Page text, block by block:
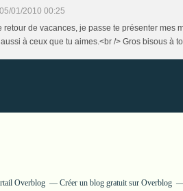
05/01/2010 00:25
retour de vacances, je passe te présenter mes
à ceux que tu aimes.<br /> Gros bisous à
Overblog Créer un blog gratuit sur Overblog